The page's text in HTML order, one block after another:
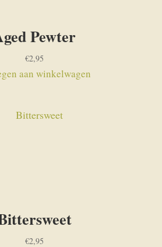
Pewter
€2,95
aan winkelwagen
€2,95